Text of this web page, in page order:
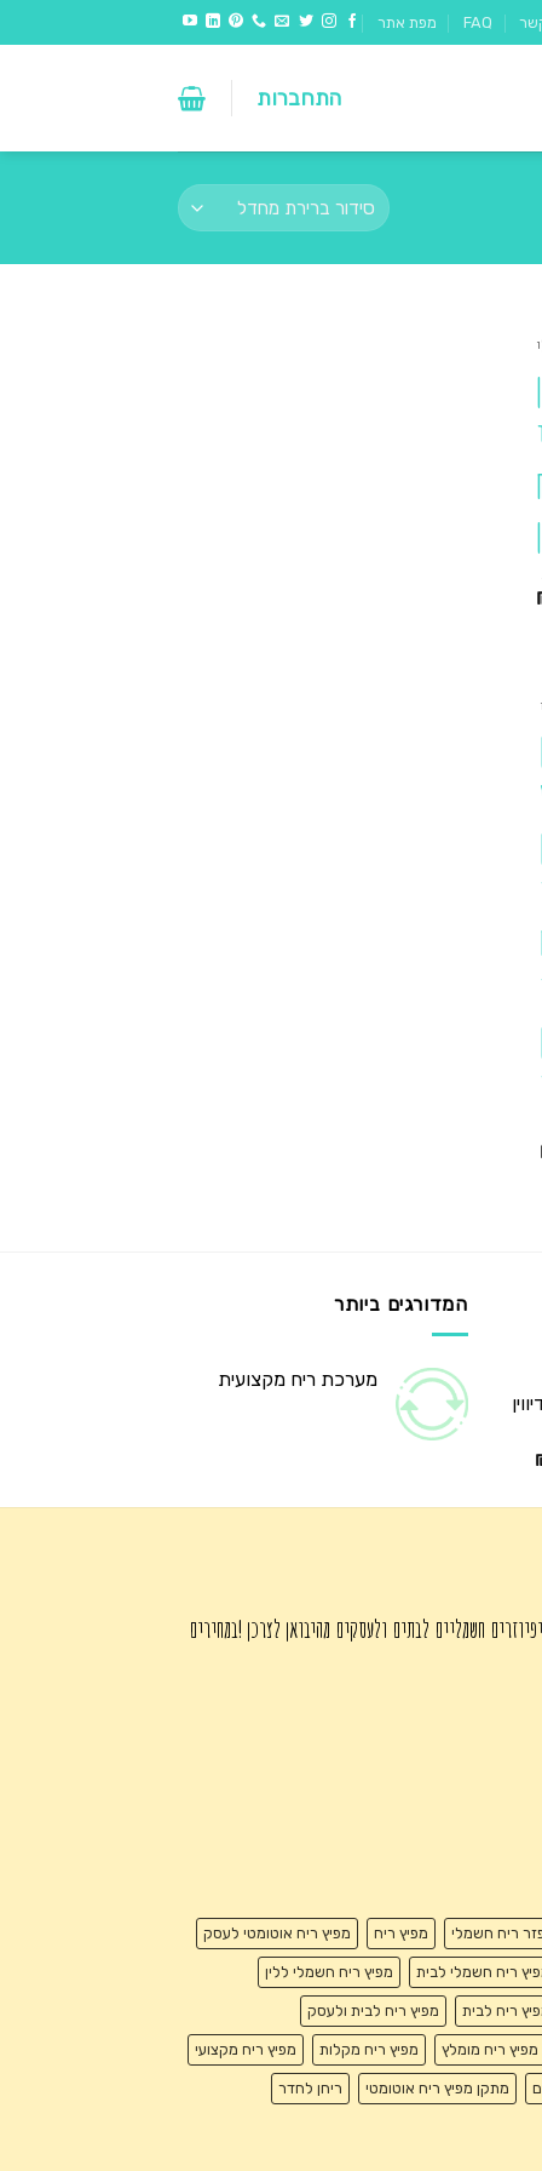
FAQ מפת אתר
התחברות
המחיר
הוא:
המדורגים ביותר
מערכת ריח מקצועית
חשמליים לבתים ולעסקים מהיבואן לצרכן !במחירים
ריח חשמלי מפיץ ריח מפיץ ריח אוטומטי לעסק
ריח חשמלי לבית מפיץ ריח חשמלי ללין
ריח לבית מפיץ ריח לבית ולעסק
מפיץ ריח מומלץ מפיץ ריח מקלות מפיץ ריח מקצועי
מתקן מפיץ ריח אוטומטי ריחן לחדר